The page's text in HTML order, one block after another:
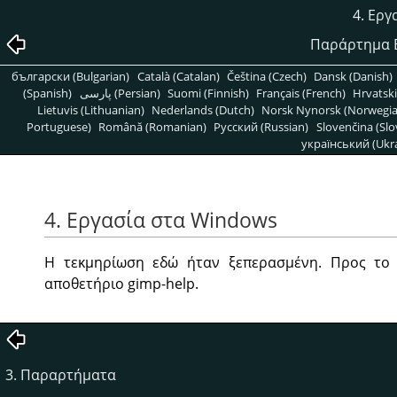
4.
Παράρτημα
български (Bulgarian) Català (Catalan) Čeština (Czech) Dansk (Danish)
(Spanish)
پارسی (Persian) Suomi (Finnish) Français (French)
Lietuvis (Lithuanian) Nederlands (Dutch) Norsk Nynorsk
Portuguese) Română (Romanian) Pусский (Russian) Slovenčina
український
4. Εργασία στα Windows
Η τεκμηρίωση εδώ ήταν ξεπερασμένη. Προς
αποθετήριο gimp-help.
3. Παραρτήματα